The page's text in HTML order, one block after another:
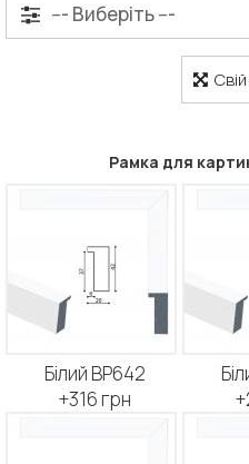
Рамка для
Білий BP642
+316 грн